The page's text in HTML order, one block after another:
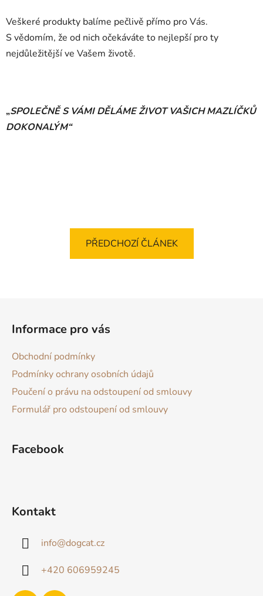
Veškeré produkty balíme pečlivě přímo pro Vás.
S vědomím, že od nich očekáváte to nejlepší pro ty
nejdůležitější ve Vašem životě.
„SPOLEČNĚ S VÁMI DĚLÁME ŽIVOT VAŠICH MAZLÍČKŮ
DOKONALÝM“
PŘEDCHOZÍ ČLÁNEK
Informace pro vás
Obchodní podmínky
Podmínky ochrany osobních údajů
Poučení o právu na odstoupení od smlouvy
Formulář pro odstoupení od smlouvy
Facebook
Kontakt
info@dogcat.cz
+420 606959245